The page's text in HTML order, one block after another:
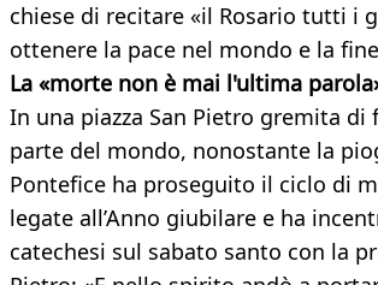
chiese di recitare «il Rosario tutti i
ottenere la pace nel mondo e la
La «morte non è mai l'ultima
In una piazza San Pietro gremita di
parte del mondo, nonostante la
Pontefice ha proseguito il ciclo di
legate all’Anno giubilare e ha
catechesi sul sabato santo con la